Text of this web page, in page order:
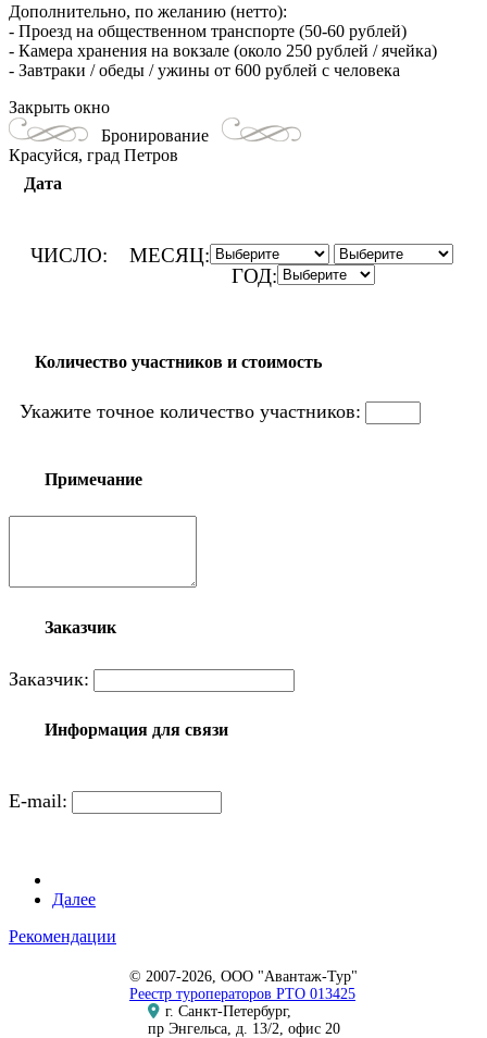
Дополнительно, по желанию (нетто):
- Проезд на общественном транспорте (50-60 рублей)
- Камера хранения на вокзале (около 250 рублей / ячейка)
- Завтраки / обеды / ужины от 600 рублей с человека
Закрыть окно
Бронирование
Красуйся, град Петров
Дата
ЧИСЛО:
МЕСЯЦ:
ГОД:
Количество участников и стоимость
Укажите точное количество участников:
Примечание
Заказчик
Заказчик:
Информация для связи
E-mail:
Далее
Рекомендации
© 2007-2026, ООО "Авантаж-Тур"
Реестр туроператоров РТО 013425
г. Санкт-Петербург,
пр Энгельса, д. 13/2, офис 20